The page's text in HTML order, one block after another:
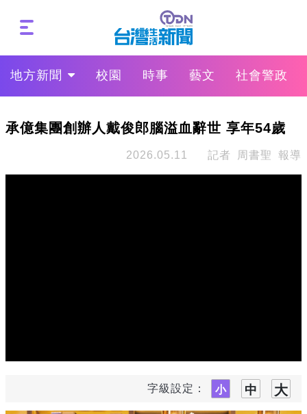
地方新聞 校園 時事 藝文 社會警政
承億集團創辦人戴俊郎腦溢血辭世 享年54歲
2026.05.11 記者 周書聖 報導
字級設定：